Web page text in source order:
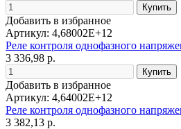
Добавить в избранное
Артикул: 4,68002E+12
Реле контроля однофазного
3 336,98 р.
Добавить в избранное
Артикул: 4,64002E+12
Реле контроля однофазного
3 382,13 р.